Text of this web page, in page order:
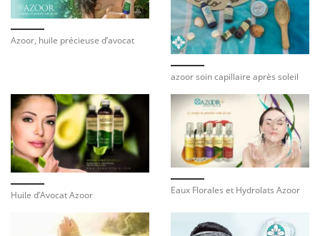
Azoor, huile précieuse d’avocat
azoor soin capillaire après soleil
Huile d’Avocat Azoor Eaux Florales et Hydrolats Azoor